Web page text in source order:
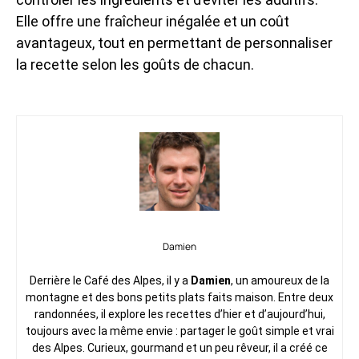
Elle offre une fraîcheur inégalée et un coût
avantageux, tout en permettant de personnaliser
la recette selon les goûts de chacun.
Damien
Derrière le Café des Alpes, il y a Damien, un amoureux de la
montagne et des bons petits plats faits maison. Entre deux
randonnées, il explore les recettes d’hier et d’aujourd’hui,
toujours avec la même envie : partager le goût simple et vrai
des Alpes. Curieux, gourmand et un peu rêveur, il a créé ce